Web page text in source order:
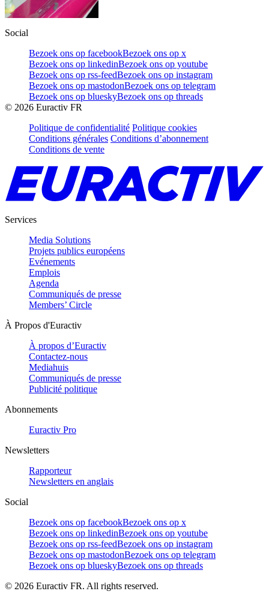
Social
Bezoek ons op facebookBezoek ons op x
Bezoek ons op linkedinBezoek ons op youtube
Bezoek ons op rss-feedBezoek ons op instagram
Bezoek ons op mastodonBezoek ons op telegram
Bezoek ons op blueskyBezoek ons op threads
© 2026 Euractiv FR
Politique de confidentialité Politique cookies
Conditions générales Conditions d’abonnement
Conditions de vente
Services
Media Solutions
Projets publics européens
Evénements
Emplois
Agenda
Communiqués de presse
Members’ Circle
À Propos d'Euractiv
À propos d’Euractiv
Contactez-nous
Mediahuis
Communiqués de presse
Publicité politique
Abonnements
Euractiv Pro
Newsletters
Rapporteur
Newsletters en anglais
Social
Bezoek ons op facebookBezoek ons op x
Bezoek ons op linkedinBezoek ons op youtube
Bezoek ons op rss-feedBezoek ons op instagram
Bezoek ons op mastodonBezoek ons op telegram
Bezoek ons op blueskyBezoek ons op threads
© 2026 Euractiv FR. All rights reserved.